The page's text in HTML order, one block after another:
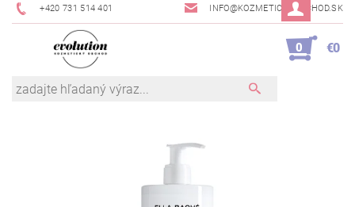
+420 731 514 401 INFO@KOZMETICKYOBCHOD.SK
0 €0